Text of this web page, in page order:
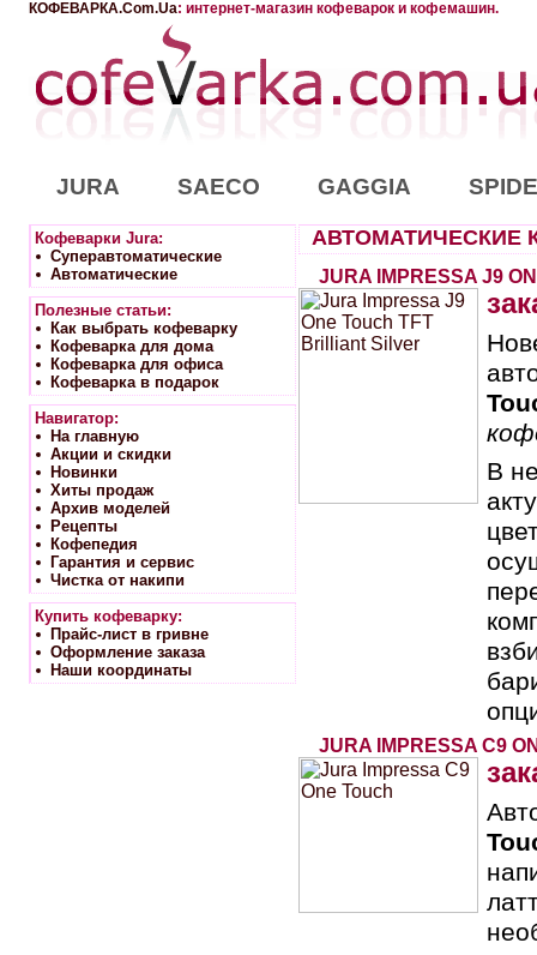
КОФЕВАРКА.Com.Ua: интернет-магазин кофеварок и кофемашин.
JURA SAECO GAGGIA
Кофеварки Jura:
Суперавтоматические
Автоматические
Полезные статьи:
Как выбрать кофеварку
Кофеварка для дома
Кофеварка для офиса
Кофеварка в подарок
Навигатор:
На главную
Акции и скидки
Новинки
Хиты продаж
Архив моделей
Рецепты
Кофепедия
Гарантия и сервис
Чистка от накипи
Купить кофеварку:
Прайс-лист в гривне
Оформление заказа
Наши координаты
АВТОМАТИЧЕСКИЕ
JURA IMPRESSA J9
В
JURA IMPRESSA C9